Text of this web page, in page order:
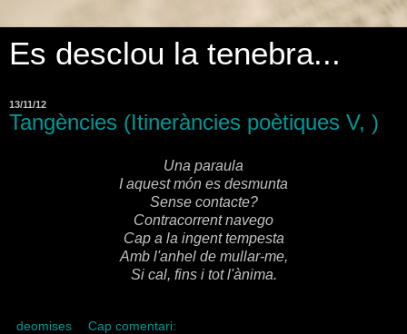
Es desclou la tenebra...
13/11/12
Tangències (Itineràncies poètiques V, )
Una paraula
I aquest món es desmunta
Sense contacte?
Contracorrent navego
Cap a la ingent tempesta
Amb l'anhel de mullar-me,
Si cal, fins i tot l'ànima.
deomises Cap comentari: